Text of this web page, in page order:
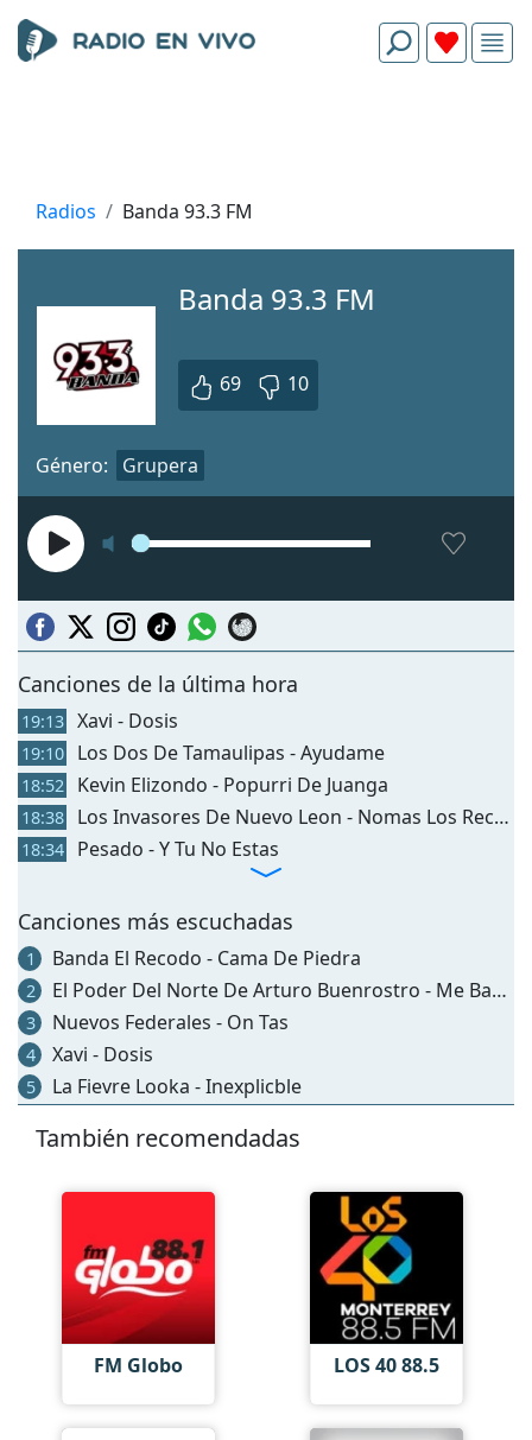
Radios Banda 93.3 FM
Banda 93.3 FM
69 10
Género: Grupera
Сanciones de la última hora
19:13 Xavi - Dosis
19:10 Los Dos De Tamaulipas - Ayudame
18:52 Kevin Elizondo - Popurri De Juanga
18:38 Los Invasores De Nuevo Leon - Nomas Los Recuerdos
18:34 Pesado - Y Tu No Estas
Canciones más escuchadas
1 Banda El Recodo - Cama De Piedra
2 El Poder Del Norte De Arturo Buenrostro - Me Basta Ftt Los Viejones De Linares
3 Nuevos Federales - On Tas
4 Xavi - Dosis
5 La Fievre Looka - Inexplicble
También recomendadas
FM Globo LOS 40 88.5